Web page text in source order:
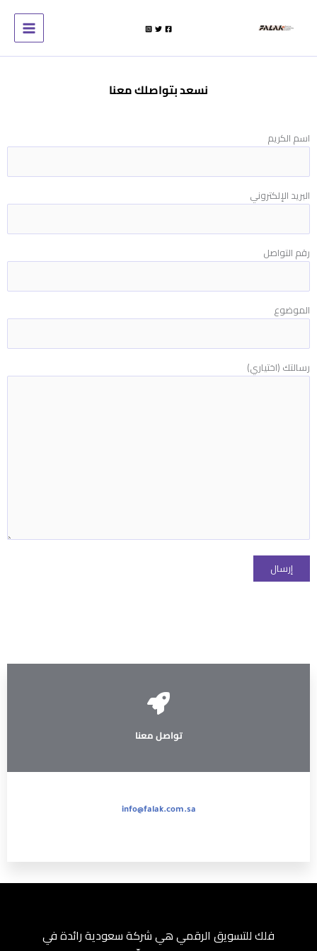
نسعد بتواصلك معنا
اسم الكريم
البريد الإلكتروني
رقم التواصل
الموضوع
رسالتك (اختياري)
تواصل معنا
info@falak.com.sa
فلك للتسويق الرقمي هي شركة سعودية رائدة في